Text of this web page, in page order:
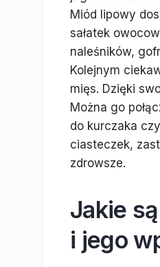
Miód lipowy
sałatek
naleśników,
Kolejnym
mięs. Dzięki
Można go
do kurczaka
ciasteczek,
zdrowsze.
Jakie
i jego